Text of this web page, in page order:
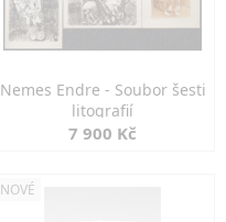
Nemes Endre - Soubor šesti
litografií
7 900 Kč
NOVÉ